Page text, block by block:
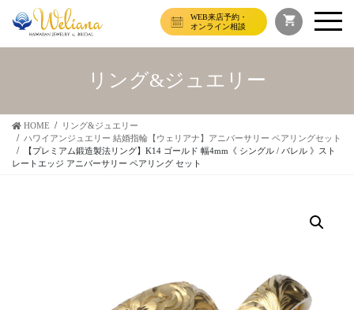
WEB来店予約・
オンライン相談
リング&ジュエリー
HOME
リング&ジュエリー
ハワイアンジュエリー 結婚指輪【ウェリアナ】アニバーサリー ペアリングセット
【プレミアム鍛造製法リング】K14 ゴールド 幅4mm《 シングル / バレル 》スト
レートエッジ アニバーサリー ペアリング セット